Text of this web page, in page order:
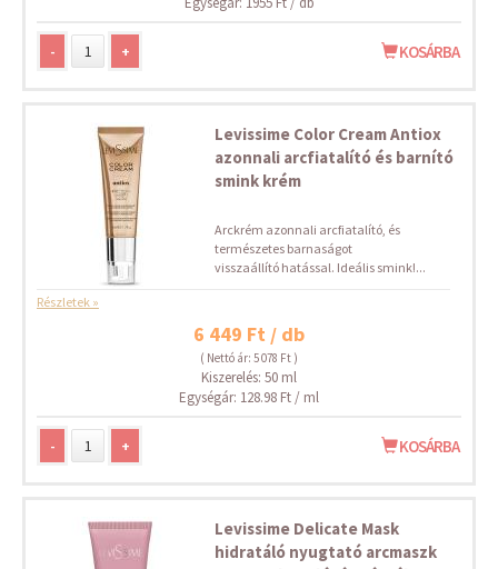
- + KOSÁRBA
Levissime Color Cream Antiox
azonnali arcfiatalító és barnító
smink krém
Arckrém azonnali arcfiatalító, és
természetes barnaságot
visszaállító hatással. Ideális smink!...
Részletek »
6 449 Ft / db
( Nettó ár: 5 078 Ft )
Kiszerelés: 50 ml
Egységár: 128.98 Ft / ml
- + KOSÁRBA
Levissime Delicate Mask
hidratáló nyugtató arcmaszk